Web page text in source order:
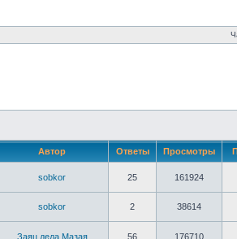
Автор Ответы Просмотры
sobkor 25 161924
sobkor 2 38614
Заяц деда Мазая 56 176710